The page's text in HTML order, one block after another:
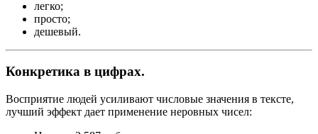
легко;
просто;
дешевый.
Конкретика в цифрах.
Восприятие людей усиливают числовые значения в тексте,
лучший эффект дает применение неровных чисел: